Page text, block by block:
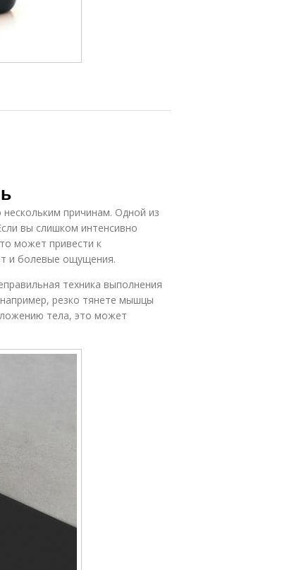
причинам. Одной из
вы слишком интенсивно
может привести к
и болевые ощущения.
техника выполнения
резко тянете мышцы
тела, это может